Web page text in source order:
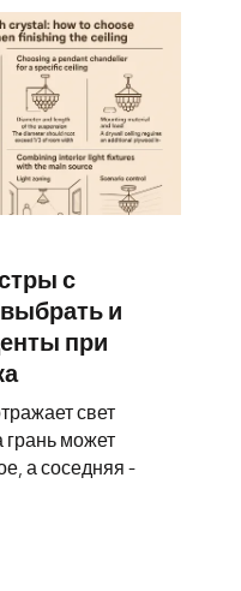
с
и
при
свет
грань может
а соседняя -